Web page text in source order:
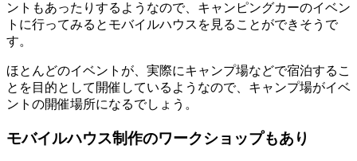
ントもあったりするようなので、キャンピングカーのイベン
トに行ってみるとモバイルハウスを見ることができそうで
す。
ほとんどのイベントが、実際にキャンプ場などで宿泊するこ
とを目的として開催しているようなので、キャンプ場がイベ
ントの開催場所になるでしょう。
モバイルハウス制作のワークショップもあり